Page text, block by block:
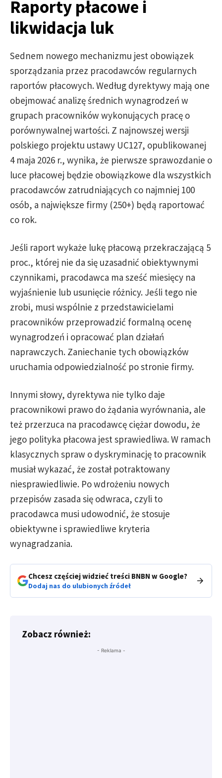
Raporty płacowe i
likwidacja luk
Sednem nowego mechanizmu jest obowiązek
sporządzania przez pracodawców regularnych
raportów płacowych. Według dyrektywy mają one
obejmować analizę średnich wynagrodzeń w
grupach pracowników wykonujących pracę o
porównywalnej wartości. Z najnowszej wersji
polskiego projektu ustawy UC127, opublikowanej
4 maja 2026 r., wynika, że pierwsze sprawozdanie o
luce płacowej będzie obowiązkowe dla wszystkich
pracodawców zatrudniających co najmniej 100
osób, a największe firmy (250+) będą raportować
co rok.
Jeśli raport wykaże lukę płacową przekraczającą 5
proc., której nie da się uzasadnić obiektywnymi
czynnikami, pracodawca ma sześć miesięcy na
wyjaśnienie lub usunięcie różnicy. Jeśli tego nie
zrobi, musi wspólnie z przedstawicielami
pracowników przeprowadzić formalną ocenę
wynagrodzeń i opracować plan działań
naprawczych. Zaniechanie tych obowiązków
uruchamia odpowiedzialność po stronie firmy.
Innymi słowy, dyrektywa nie tylko daje
pracownikowi prawo do żądania wyrównania, ale
też przerzuca na pracodawcę ciężar dowodu, że
jego polityka płacowa jest sprawiedliwa. W ramach
klasycznych spraw o dyskryminację to pracownik
musiał wykazać, że został potraktowany
niesprawiedliwie. Po wdrożeniu nowych
przepisów zasada się odwraca, czyli to
pracodawca musi udowodnić, że stosuje
obiektywne i sprawiedliwe kryteria
wynagradzania.
Chcesz częściej widzieć treści BNBN w Google?
Dodaj nas do ulubionych źródeł
Zobacz również:
- Reklama -